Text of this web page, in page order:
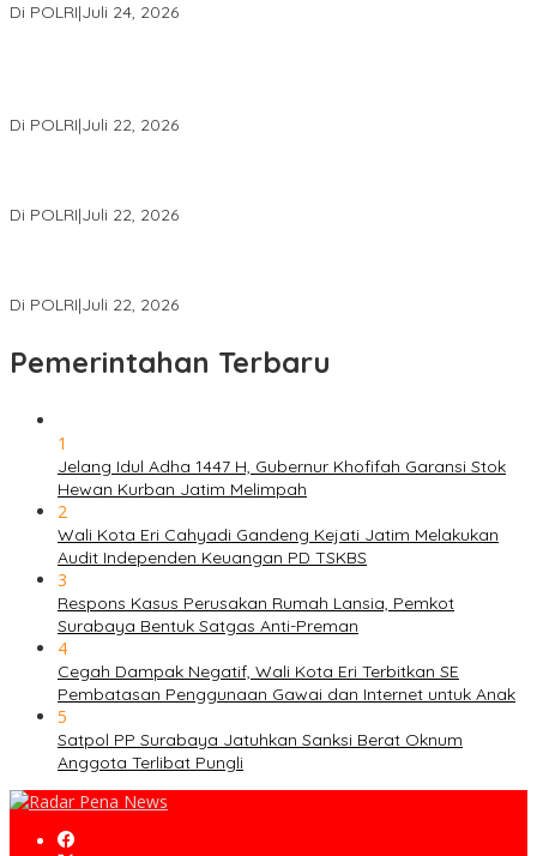
Di POLRI|Juli 24, 2026
Di POLRI|Juli 22, 2026
Di POLRI|Juli 22, 2026
Di POLRI|Juli 22, 2026
Pemerintahan Terbaru
1
Jelang Idul Adha 1447 H, Gubernur Khofifah Garansi Stok
Hewan Kurban Jatim Melimpah
2
Wali Kota Eri Cahyadi Gandeng Kejati Jatim Melakukan
Audit Independen Keuangan PD TSKBS
3
Respons Kasus Perusakan Rumah Lansia, Pemkot
Surabaya Bentuk Satgas Anti-Preman
4
Cegah Dampak Negatif, Wali Kota Eri Terbitkan SE
Pembatasan Penggunaan Gawai dan Internet untuk Anak
5
Satpol PP Surabaya Jatuhkan Sanksi Berat Oknum
Anggota Terlibat Pungli